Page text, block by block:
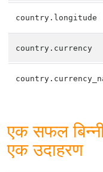
country.longitude
country.currency
एक सफल
एक उदाहरण